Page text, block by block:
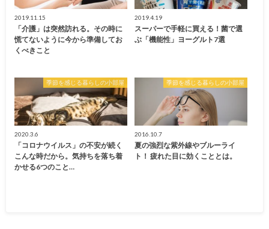
2019.11.15
「介護」は突然訪れる。その時に
慌てないように今から準備してお
くべきこと
2019.4.19
スーパーで手軽に買える！菌で選
ぶ「機能性」ヨーグルト7選
季節を感じる暮らしの小部屋
2020.3.6
「コロナウイルス」の不安が続く
こんな時だから。気持ちを落ち着
かせる6つのこと…
季節を感じる暮らしの小部屋
2016.10.7
夏の強烈な紫外線やブルーライ
ト！ 疲れた目に効くこととは。